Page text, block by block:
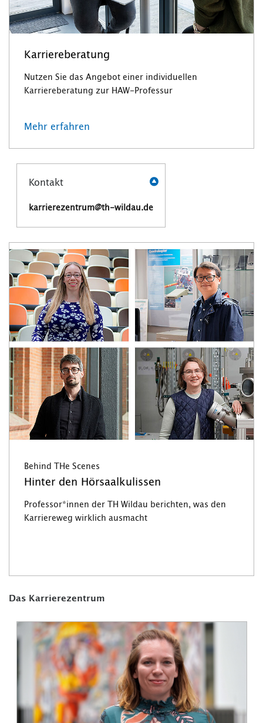
Karriereberatung
Nutzen Sie das Angebot einer individuellen
Karriereberatung zur HAW-Professur
Mehr erfahren
Kontakt
karrierezentrum@th-wildau.de
Behind THe Scenes
Hinter den Hörsaalkulissen
Professor*innen der TH Wildau berichten, was den
Karriereweg wirklich ausmacht
Das Karrierezentrum